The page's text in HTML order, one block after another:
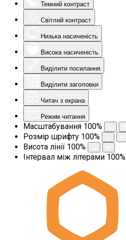
Темний контраст
Світлий контраст
Низька насиченість
Висока насиченість
Виділити посилання
Виділити заголовки
Читач з екрана
Режим читання
Масштабування 100%
Розмір шрифту 100%
Висота лінії 100%
Інтервал між літерами 100%